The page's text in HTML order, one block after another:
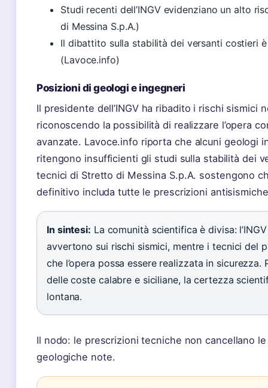
Studi recenti dell’INGV evidenziano un alto
di Messina S.p.A.)
Il dibattito sulla stabilità dei versanti costieri
(Lavoce.info)
Posizioni di geologi e ingegneri
Il presidente dell’INGV ha ribadito i rischi sismici
riconoscendo la possibilità di realizzare l’opera
avanzate. Lavoce.info riporta che alcuni geologi
ritengono insufficienti gli studi sulla stabilità dei
tecnici di Stretto di Messina S.p.A. sostengono
definitivo includa tutte le prescrizioni
In sintesi: La comunità scientifica è divisa:
avvertono sui rischi sismici, mentre i tecnici del
che l’opera possa essere realizzata in sicurezza.
delle coste calabre e siciliane, la certezza
lontana.
Il nodo: le prescrizioni tecniche non cancellano
geologiche note.